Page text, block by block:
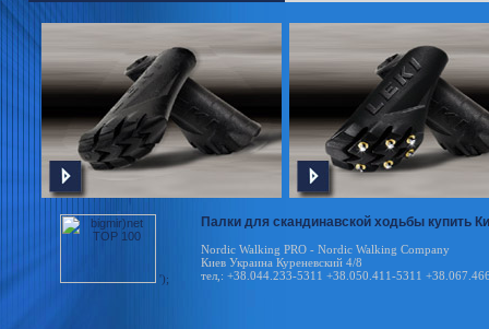
');
Палки для скандинавской ходьбы купить
Nordic Walking PRO - Nordic Walking Company
Киев Украина Куреневский 4/8
тел,: +38.044.233-5311 +38.050.411-5311